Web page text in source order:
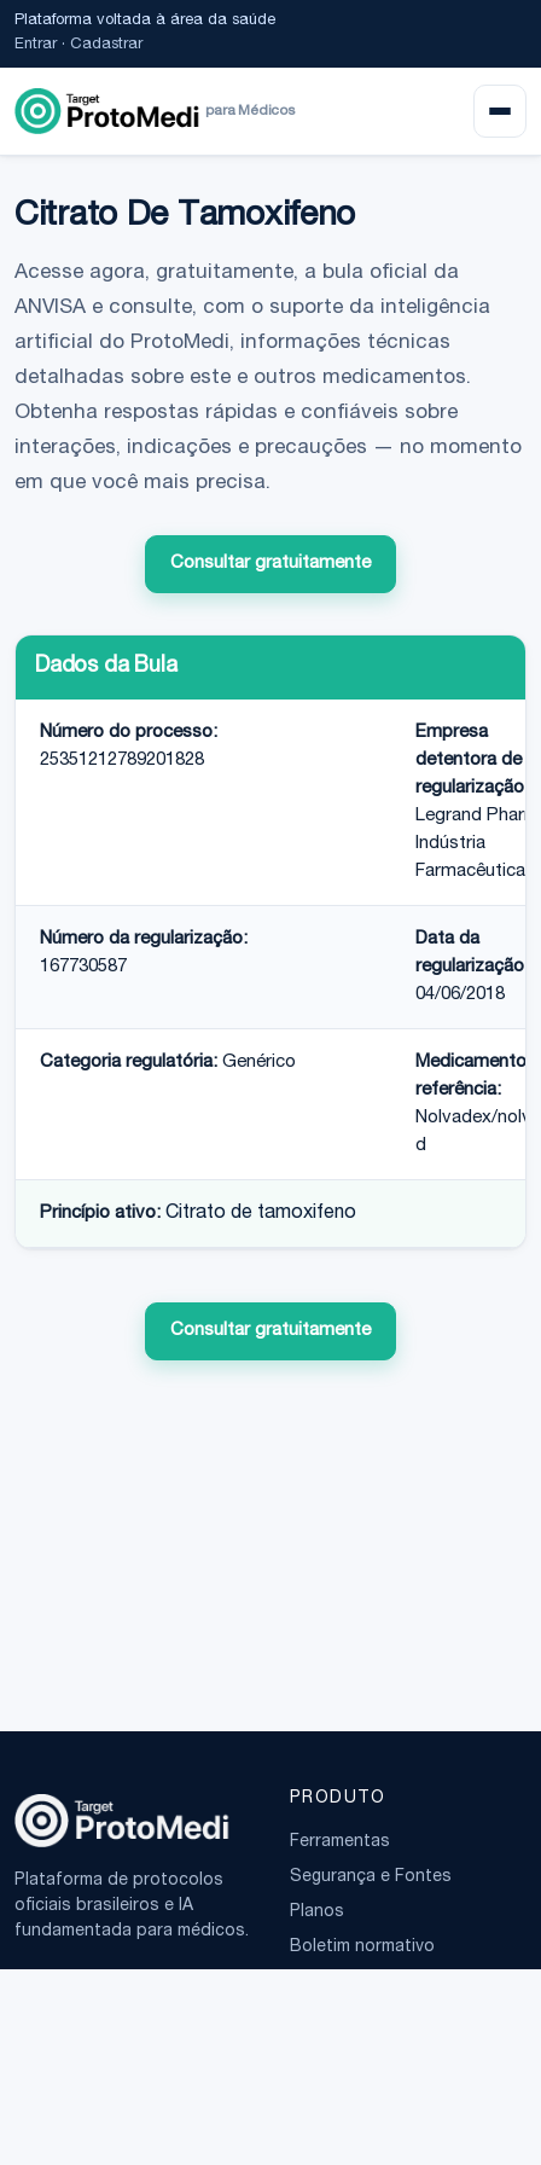
Plataforma voltada à área da saúde
Entrar· Cadastrar
para Médicos
Citrato De Tamoxifeno
Acesse agora, gratuitamente, a bula oficial da
ANVISA e consulte, com o suporte da inteligência
artificial do ProtoMedi, informações técnicas
detalhadas sobre este e outros medicamentos.
Obtenha respostas rápidas e confiáveis sobre
interações, indicações e precauções — no momento
em que você mais precisa.
Consultar gratuitamente
Dados da Bula
Número do processo:
25351212789201828
Empresa
detentora de
regularização:
Legrand
Indústria
Farmacêutica
Número da regularização:
167730587
Data da
regularização:
04/06/2018
Categoria regulatória: Genérico
Medicamento
referência:
Nolvadex/
d
Princípio ativo: Citrato de tamoxifeno
Consultar gratuitamente
Plataforma de protocolos
oficiais brasileiros e IA
fundamentada para médicos.
PRODUTO
Ferramentas
Segurança e Fontes
Planos
Boletim normativo